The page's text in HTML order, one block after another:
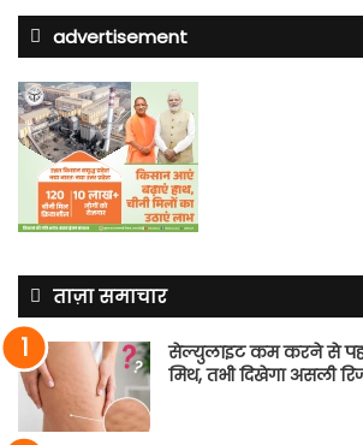
advertisement
ताज़ा समाचार
सेल्युलाइट कम करने से
मिथ, तभी दिखेगा असली